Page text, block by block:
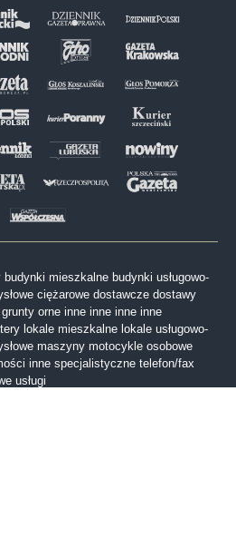
budynki mieszkalne budynki usługowo-
ciężarowe dostawcze dostawy
grunty orne inne inne inne inne
lokale mieszkalne lokale usługowo-
maszyny motocykle osobowe
inne specjalistyczne telefon/fax
usługi